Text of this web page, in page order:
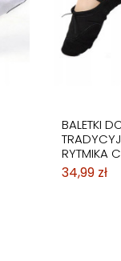
BALETKI
RYTMIKA
34,99 zł